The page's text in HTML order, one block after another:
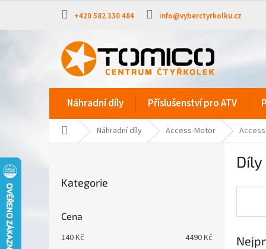
obsah
+420 582 330 484 info@vyberctyrkolku.cz
Náhradní díly Příslušenství pro ATV
Domů Náhradní díly Access-Motor
kategorie
Kategorie
Cena
140Kč 4490Kč